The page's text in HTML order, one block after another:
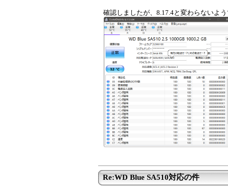
確認しましたが、8.17.4と変わらないよう
Re:WD Blue SA510対応の件